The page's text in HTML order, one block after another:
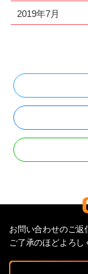
2019年7月
お問い合わせのご返
ご了承のほどよろし